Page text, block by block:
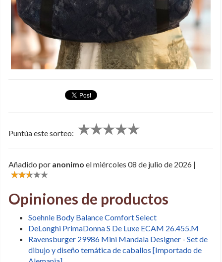
Puntúa este sorteo:
Añadido por anonimo el miércoles 08 de julio de 2026 |
Opiniones de productos
Soehnle Body Balance Comfort Select
DeLonghi PrimaDonna S De Luxe ECAM 26.455.M
Ravensburger 29986 Mini Mandala Designer - Set de
dibujo y diseño temática de caballos [Importado de